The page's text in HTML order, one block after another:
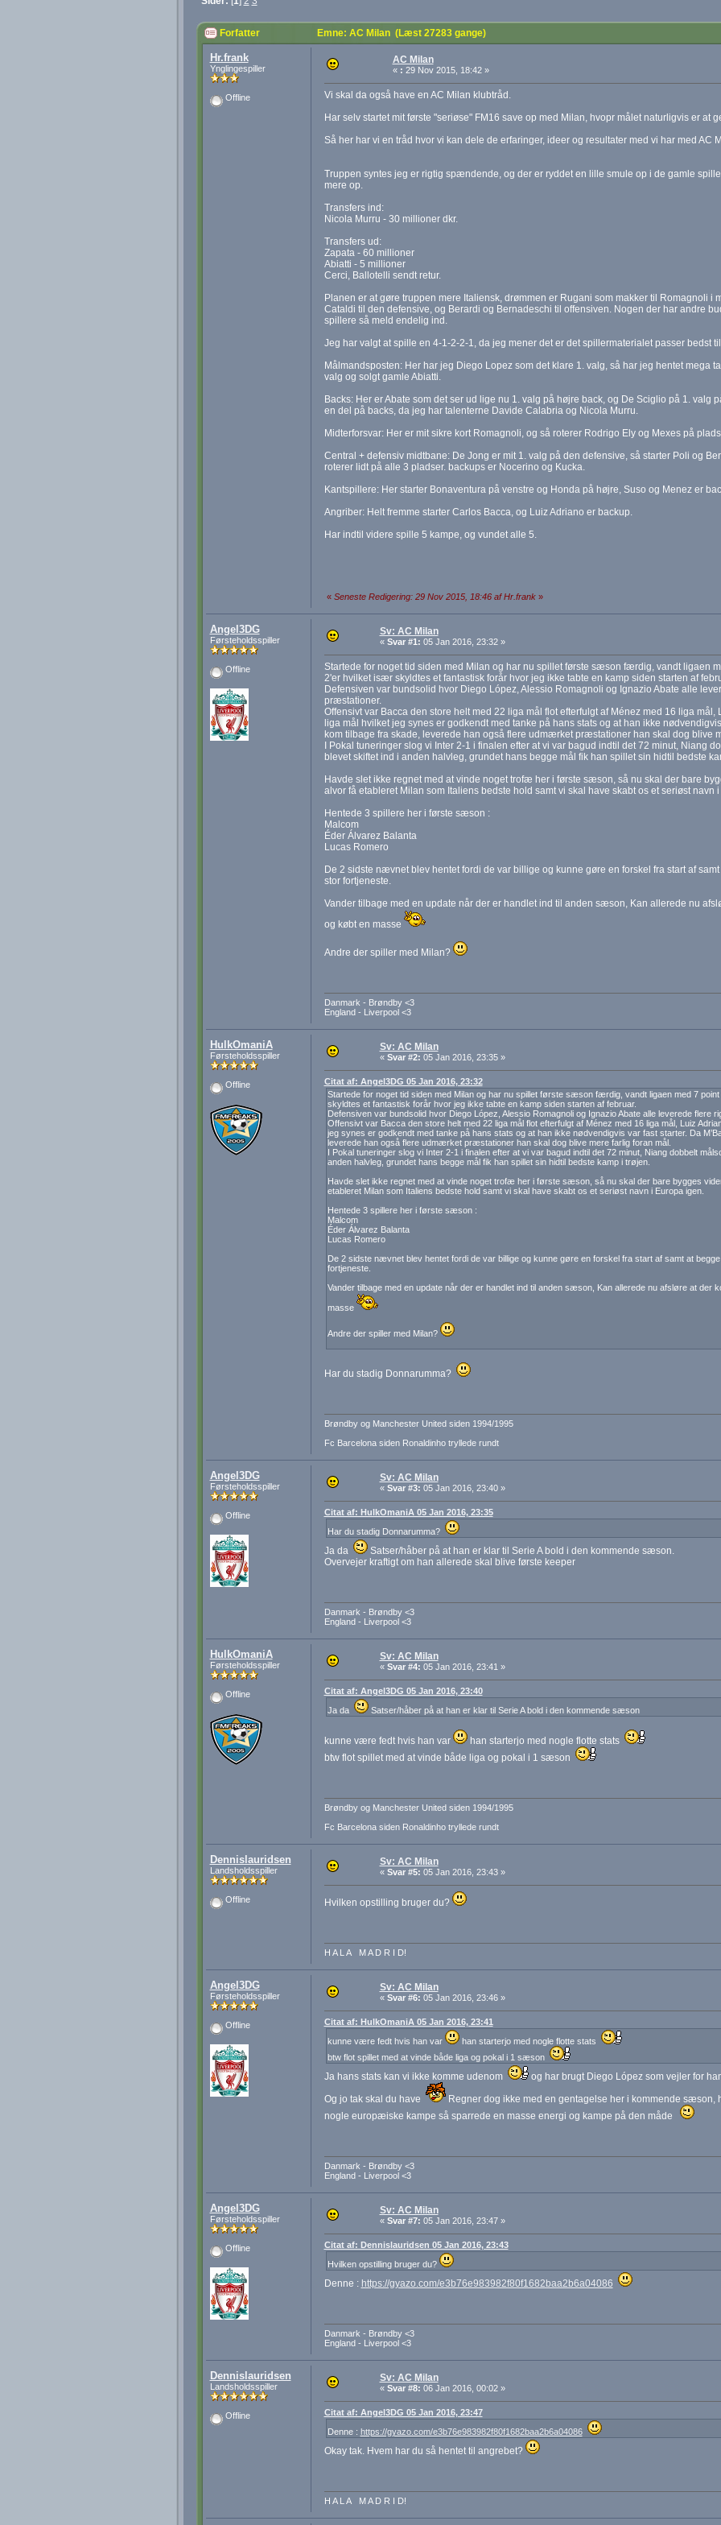
Forfatter Emne: AC Milan (Læst 27283 gange)
Hr.frank
Ynglingespiller
Offline
AC Milan
« : 29 Nov 2015, 18:42 »
Vi skal da også have en AC Milan klubtråd.
Har selv startet mit første "seriøse" FM16 save op med Milan, hvopr målet naturligvis er at
Så her har vi en tråd hvor vi kan dele de erfaringer, ideer og resultater med vi har med AC
Truppen syntes jeg er rigtig spændende, og der er ryddet en lille smule op i de gamle
mere op.
Transfers ind:
Nicola Murru - 30 millioner dkr.
Transfers ud:
Zapata - 60 millioner
Abiatti - 5 millioner
Cerci, Ballotelli sendt retur.
Planen er at gøre truppen mere Italiensk, drømmen er Rugani som makker til Romagnoli i
Cataldi til den defensive, og Berardi og Bernadeschi til offensiven. Nogen der har andre
spillere så meld endelig ind.
Jeg har valgt at spille en 4-1-2-2-1, da jeg mener det er det spillermaterialet passer bedst til.
Målmandsposten: Her har jeg Diego Lopez som det klare 1. valg, så har jeg hentet mega
valg og solgt gamle Abiatti.
Backs: Her er Abate som det ser ud lige nu 1. valg på højre back, og De Sciglio på 1. valg
en del på backs, da jeg har talenterne Davide Calabria og Nicola Murru.
Midterforsvar: Her er mit sikre kort Romagnoli, og så roterer Rodrigo Ely og Mexes på
Central + defensiv midtbane: De Jong er mit 1. valg på den defensive, så starter Poli og
roterer lidt på alle 3 pladser. backups er Nocerino og Kucka.
Kantspillere: Her starter Bonaventura på venstre og Honda på højre, Suso og Menez er
Angriber: Helt fremme starter Carlos Bacca, og Luiz Adriano er backup.
Har indtil videre spille 5 kampe, og vundet alle 5.
« Seneste Redigering: 29 Nov 2015, 18:46 af Hr.frank»
Angel3DG
Førsteholdsspiller
Offline
Sv: AC Milan
« Svar #1: 05 Jan 2016, 23:32 »
Startede for noget tid siden med Milan og har nu spillet første sæson færdig, vandt ligaen
2'er hvilket især skyldtes et fantastisk forår hvor jeg ikke tabte en kamp siden starten af
Defensiven var bundsolid hvor Diego López, Alessio Romagnoli og Ignazio Abate alle
præstationer.
Offensivt var Bacca den store helt med 22 liga mål flot efterfulgt af Ménez med 16 liga mål,
liga mål hvilket jeg synes er godkendt med tanke på hans stats og at han ikke
kom tilbage fra skade, leverede han også flere udmærket præstationer han skal dog blive
I Pokal tuneringer slog vi Inter 2-1 i finalen efter at vi var bagud indtil det 72 minut, Niang
blevet skiftet ind i anden halvleg, grundet hans begge mål fik han spillet sin hidtil bedste
Havde slet ikke regnet med at vinde noget trofæ her i første sæson, så nu skal der bare
alvor få etableret Milan som Italiens bedste hold samt vi skal have skabt os et seriøst navn i
Hentede 3 spillere her i første sæson :
Malcom
Éder Álvarez Balanta
Lucas Romero
De 2 sidste nævnet blev hentet fordi de var billige og kunne gøre en forskel fra start af
stor fortjeneste.
Vander tilbage med en update når der er handlet ind til anden sæson, Kan allerede nu
og købt en masse
Andre der spiller med Milan?
Danmark - Brøndby <3
England - Liverpool <3
HulkOmaniA
Førsteholdsspiller
Offline
Sv: AC Milan
« Svar #2: 05 Jan 2016, 23:35 »
Citat af: Angel3DG 05 Jan 2016, 23:32
Startede for noget tid siden med Milan og har nu spillet første sæson færdig, vandt ligaen med 7
skyldtes et fantastisk forår hvor jeg ikke tabte en kamp siden starten af februar.
Defensiven var bundsolid hvor Diego López, Alessio Romagnoli og Ignazio Abate alle leverede flere
Offensivt var Bacca den store helt med 22 liga mål flot efterfulgt af Ménez med 16 liga mål, Luiz
jeg synes er godkendt med tanke på hans stats og at han ikke nødvendigvis var fast starter. Da
leverede han også flere udmærket præstationer han skal dog blive mere farlig foran mål.
I Pokal tuneringer slog vi Inter 2-1 i finalen efter at vi var bagud indtil det 72 minut, Niang dobbelt
anden halvleg, grundet hans begge mål fik han spillet sin hidtil bedste kamp i trøjen.
Havde slet ikke regnet med at vinde noget trofæ her i første sæson, så nu skal der bare bygges
etableret Milan som Italiens bedste hold samt vi skal have skabt os et seriøst navn i Europa igen.
Hentede 3 spillere her i første sæson :
Malcom
Éder Álvarez Balanta
Lucas Romero
De 2 sidste nævnet blev hentet fordi de var billige og kunne gøre en forskel fra start af samt at
fortjeneste.
Vander tilbage med en update når der er handlet ind til anden sæson, Kan allerede nu afsløre at der
masse
Andre der spiller med Milan?
Har du stadig Donnarumma?
Brøndby og Manchester United siden 1994/1995
Fc Barcelona siden Ronaldinho tryllede rundt
Angel3DG
Førsteholdsspiller
Offline
Sv: AC Milan
« Svar #3: 05 Jan 2016, 23:40 »
Citat af: HulkOmaniA 05 Jan 2016, 23:35
Har du stadig Donnarumma?
Ja da
Satser/håber på at han er klar til Serie A bold i den kommende sæson.
Overvejer kraftigt om han allerede skal blive første keeper
Danmark - Brøndby <3
England - Liverpool <3
HulkOmaniA
Førsteholdsspiller
Offline
Sv: AC Milan
« Svar #4: 05 Jan 2016, 23:41 »
Citat af: Angel3DG 05 Jan 2016, 23:40
Ja da
Satser/håber på at han er klar til Serie A bold i den kommende sæson
kunne være fedt hvis han var
han starterjo med nogle flotte stats
btw flot spillet med at vinde både liga og pokal i 1 sæson
Brøndby og Manchester United siden 1994/1995
Fc Barcelona siden Ronaldinho tryllede rundt
Dennislauridsen
Landsholdsspiller
Offline
Sv: AC Milan
« Svar #5: 05 Jan 2016, 23:43 »
Hvilken opstilling bruger du?
H A L A M A D R I D!
Angel3DG
Førsteholdsspiller
Offline
Sv: AC Milan
« Svar #6: 05 Jan 2016, 23:46 »
Citat af: HulkOmaniA 05 Jan 2016, 23:41
kunne være fedt hvis han var
han starterjo med nogle flotte stats
btw flot spillet med at vinde både liga og pokal i 1 sæson
Ja hans stats kan vi ikke komme udenom
og har brugt Diego López som vejler for
Og jo tak skal du have
Regner dog ikke med en gentagelse her i kommende sæson,
nogle europæiske kampe så sparrede en masse energi og kampe på den måde
Danmark - Brøndby <3
England - Liverpool <3
Angel3DG
Førsteholdsspiller
Offline
Sv: AC Milan
« Svar #7: 05 Jan 2016, 23:47 »
Citat af: Dennislauridsen 05 Jan 2016, 23:43
Hvilken opstilling bruger du?
Denne : https://gyazo.com/e3b76e983982f80f1682baa2b6a04086
Danmark - Brøndby <3
England - Liverpool <3
Dennislauridsen
Landsholdsspiller
Offline
Sv: AC Milan
« Svar #8: 06 Jan 2016, 00:02 »
Citat af: Angel3DG 05 Jan 2016, 23:47
Denne : https://gyazo.com/e3b76e983982f80f1682baa2b6a04086
Okay tak. Hvem har du så hentet til angrebet?
H A L A M A D R I D!